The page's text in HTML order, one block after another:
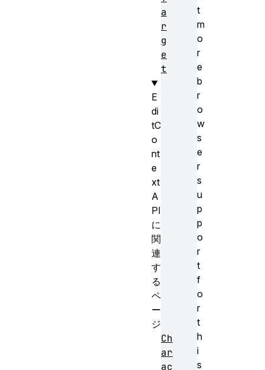
t
m
o
r
e
b
r
o
w
s
e
r
s
u
p
p
o
r
t
f
o
r
t
h
i
s
a
r
g
e
t
E
di
tC
o
nt
e
xt
A
PI
に
関
連
す
る
ペ
ー
ジ
Ch
ar
ac